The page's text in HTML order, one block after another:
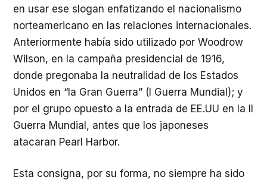
en usar ese slogan enfatizando el nacionalismo
norteamericano en las relaciones internacionales.
Anteriormente había sido utilizado por Woodrow
Wilson, en la campaña presidencial de 1916,
donde pregonaba la neutralidad de los Estados
Unidos en “la Gran Guerra” (I Guerra Mundial); y
por el grupo opuesto a la entrada de EE.UU en la II
Guerra Mundial, antes que los japoneses
atacaran Pearl Harbor.
Esta consigna, por su forma, no siempre ha sido